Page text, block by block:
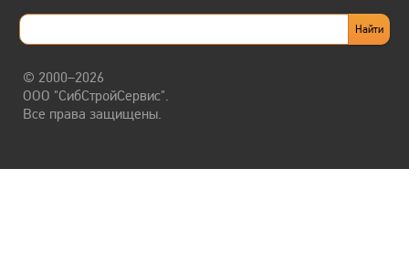
© 2000–2026
ООО "СибСтройСервис".
Все права защищены.